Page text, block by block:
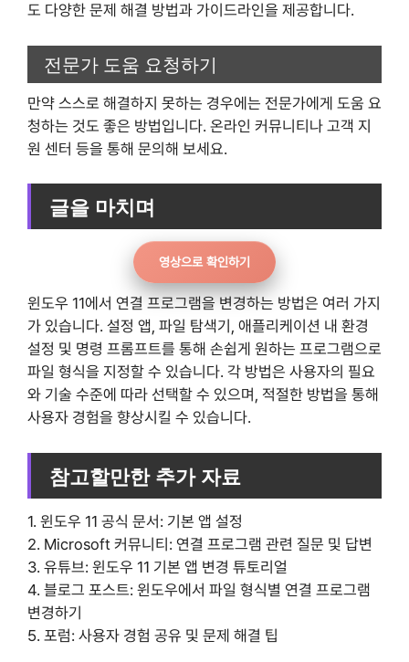
도 다양한 문제 해결 방법과 가이드라인을 제공합니다.
전문가 도움 요청하기
만약 스스로 해결하지 못하는 경우에는 전문가에게 도움 요
청하는 것도 좋은 방법입니다. 온라인 커뮤니티나 고객 지
원 센터 등을 통해 문의해 보세요.
글을 마치며
영상으로 확인하기
윈도우 11에서 연결 프로그램을 변경하는 방법은 여러 가지
가 있습니다. 설정 앱, 파일 탐색기, 애플리케이션 내 환경
설정 및 명령 프롬프트를 통해 손쉽게 원하는 프로그램으로
파일 형식을 지정할 수 있습니다. 각 방법은 사용자의 필요
와 기술 수준에 따라 선택할 수 있으며, 적절한 방법을 통해
사용자 경험을 향상시킬 수 있습니다.
참고할만한 추가 자료
1. 윈도우 11 공식 문서: 기본 앱 설정
2. Microsoft 커뮤니티: 연결 프로그램 관련 질문 및 답변
3. 유튜브: 윈도우 11 기본 앱 변경 튜토리얼
4. 블로그 포스트: 윈도우에서 파일 형식별 연결 프로그램
변경하기
5. 포럼: 사용자 경험 공유 및 문제 해결 팁